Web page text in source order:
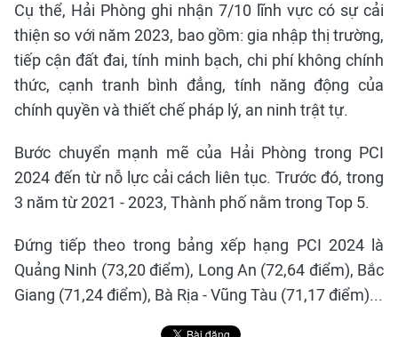
Cụ thể, Hải Phòng ghi nhận 7/10 lĩnh vực có sự cải
thiện so với năm 2023, bao gồm: gia nhập thị trường,
tiếp cận đất đai, tính minh bạch, chi phí không chính
thức, cạnh tranh bình đẳng, tính năng động của
chính quyền và thiết chế pháp lý, an ninh trật tự.
Bước chuyển mạnh mẽ của Hải Phòng trong PCI
2024 đến từ nỗ lực cải cách liên tục. Trước đó, trong
3 năm từ 2021 - 2023, Thành phố nằm trong Top 5.
Đứng tiếp theo trong bảng xếp hạng PCI 2024 là
Quảng Ninh (73,20 điểm), Long An (72,64 điểm), Bắc
Giang (71,24 điểm), Bà Rịa - Vũng Tàu (71,17 điểm)...